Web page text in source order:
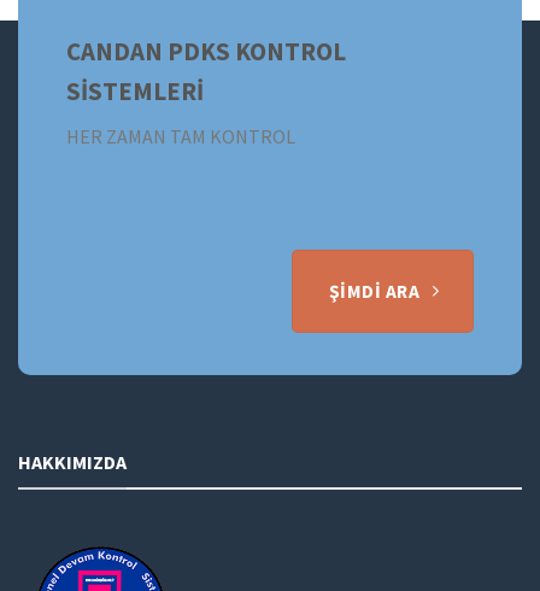
CANDAN PDKS KONTROL
SİSTEMLERİ
HER ZAMAN TAM KONTROL
ŞIMDI ARA
HAKKIMIZDA